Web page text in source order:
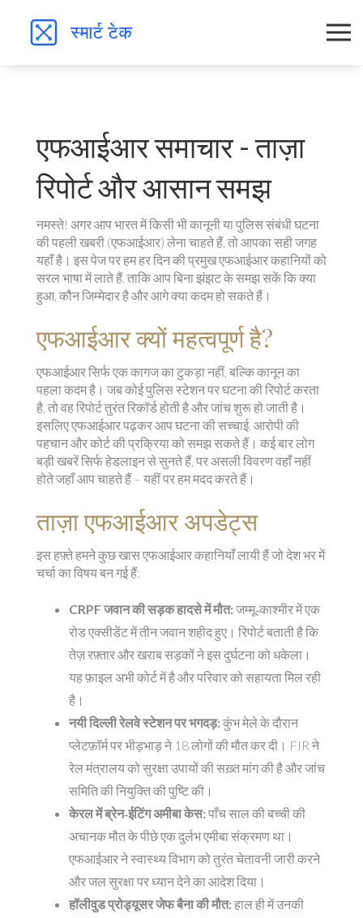
एफआईआर समाचार - ताज़ा
रिपोर्ट और आसान समझ
नमस्ते! अगर आप भारत में किसी भी कानूनी या पुलिस संबंधी घटना
की पहली खबरी (एफआईआर) लेना चाहते हैं, तो आपका सही जगह
यहाँ है। इस पेज पर हम हर दिन की प्रमुख एफआईआर कहानियों को
सरल भाषा में लाते हैं, ताकि आप बिना झंझट के समझ सकें कि क्या
हुआ, कौन जिम्मेदार है और आगे क्या कदम हो सकते हैं।
एफआईआर क्यों महत्वपूर्ण है?
एफआईआर सिर्फ एक कागज का टुकड़ा नहीं, बल्कि कानून का
पहला कदम है। जब कोई पुलिस स्टेशन पर घटना की रिपोर्ट करता
है, तो वह रिपोर्ट तुरंत रिकॉर्ड होती है और जांच शुरू हो जाती है।
इसलिए एफआईआर पढ़कर आप घटना की सच्चाई, आरोपी की
पहचान और कोर्ट की प्रक्रिया को समझ सकते हैं। कई बार लोग
बड़ी खबरें सिर्फ हेडलाइन से सुनते हैं, पर असली विवरण वहाँ नहीं
होते जहाँ आप चाहते हैं – यहीं पर हम मदद करते हैं।
ताज़ा एफआईआर अपडेट्स
इस हफ़्ते हमने कुछ खास एफआईआर कहानियाँ लायी हैं जो देश भर में
चर्चा का विषय बन गई हैं:
CRPF जवान की सड़क हादसे में मौत: जम्मू‑काश्मीर में एक
रोड एक्सीडेंट में तीन जवान शहीद हुए। रिपोर्ट बताती है कि
तेज़ रफ़्तार और खराब सड़कों ने इस दुर्घटना को धकेला।
यह फ़ाइल अभी कोर्ट में है और परिवार को सहायता मिल रही
है।
नयी दिल्ली रेलवे स्टेशन पर भगदड़: कुंभ मेले के दौरान
प्लेटफ़ॉर्म पर भीड़भाड़ ने 18 लोगों की मौत कर दी। FIR ने
रेल मंत्रालय को सुरक्षा उपायों की सख़्त मांग की है और जांच
समिति की नियुक्ति की पुष्टि की।
केरल में ब्रेन‑ईटिंग अमीबा केस: पाँच साल की बच्ची की
अचानक मौत के पीछे एक दुर्लभ एमीबा संक्रमण था।
एफआईआर ने स्वास्थ्य विभाग को तुरंत चेतावनी जारी करने
और जल सुरक्षा पर ध्यान देने का आदेश दिया।
हॉलीवुड प्रोड्यूसर जेफ बैना की मौत: हाल ही में उनकी